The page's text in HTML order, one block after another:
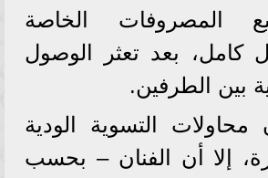
المصروفات الخاصة
كامل، بعد تعثر الوصول
بين الطرفين.
التسوية الودية
إلا أن الفنان – بحسب